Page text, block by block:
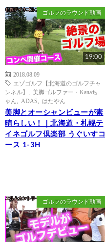
ゴルフのラウンド動画
19:00
2018.08.09
エゾゴルフ【北海道のゴルフチャ
ンネル】
美脚ゴルファー・Kanaち
ゃん
ADAS はたやん
美脚とオーシャンビューが素
晴らしい！｜北海道・札幌テ
イネゴルフ倶楽部 うぐいすコ
ース 1-3H
ゴルフのラウンド動画